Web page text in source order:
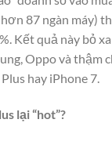
87 ngàn máy)
Kết quả này bỏ
Oppo và thậm
hay iPhone 7.
lại “hot”?